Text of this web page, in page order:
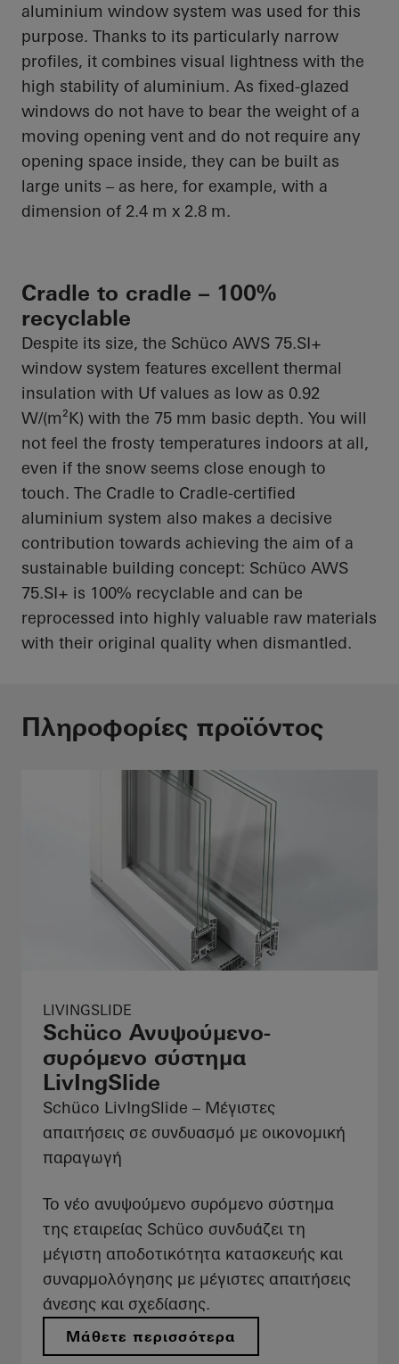
aluminium window system was used for this
purpose. Thanks to its particularly narrow
profiles, it combines visual lightness with the
high stability of aluminium. As fixed-glazed
windows do not have to bear the weight of a
moving opening vent and do not require any
opening space inside, they can be built as
large units – as here, for example, with a
dimension of 2.4 m x 2.8 m.
Cradle to cradle – 100%
recyclable
Despite its size, the Schüco AWS 75.SI+
window system features excellent thermal
insulation with Uf values as low as 0.92
W/(m²K) with the 75 mm basic depth. You will
not feel the frosty temperatures indoors at all,
even if the snow seems close enough to
touch. The Cradle to Cradle-certified
aluminium system also makes a decisive
contribution towards achieving the aim of a
sustainable building concept: Schüco AWS
75.SI+ is 100% recyclable and can be
reprocessed into highly valuable raw materials
with their original quality when dismantled.
Πληροφορίες προϊόντος
LIVINGSLIDE
Schüco Ανυψούμενο-
συρόμενο σύστημα
LivIngSlide
Schüco LivIngSlide – Μέγιστες
απαιτήσεις σε συνδυασμό με οικονομική
παραγωγή
Το νέο ανυψούμενο συρόμενο σύστημα
της εταιρείας Schüco συνδυάζει τη
μέγιστη αποδοτικότητα κατασκευής και
συναρμολόγησης με μέγιστες απαιτήσεις
άνεσης και σχεδίασης.
Μάθετε περισσότερα